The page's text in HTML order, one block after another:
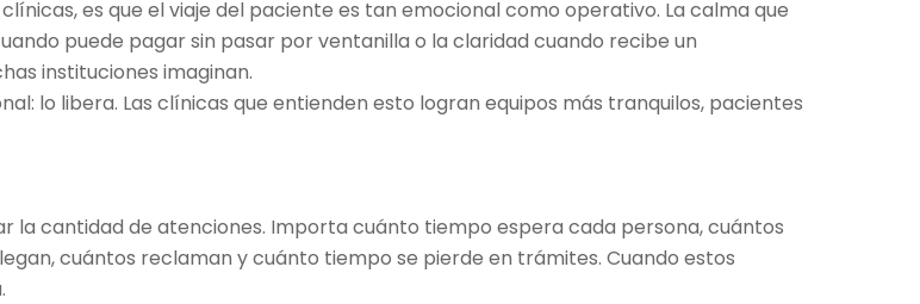
es que el viaje del paciente es tan emocional como operativo. La calma que
puede pagar sin pasar por ventanilla o la claridad cuando recibe un
instituciones imaginan.
lo libera. Las clínicas que entienden esto logran equipos más tranquilos, pacientes
la cantidad de atenciones. Importa cuánto tiempo espera cada persona, cuántos
cuántos reclaman y cuánto tiempo se pierde en trámites. Cuando estos